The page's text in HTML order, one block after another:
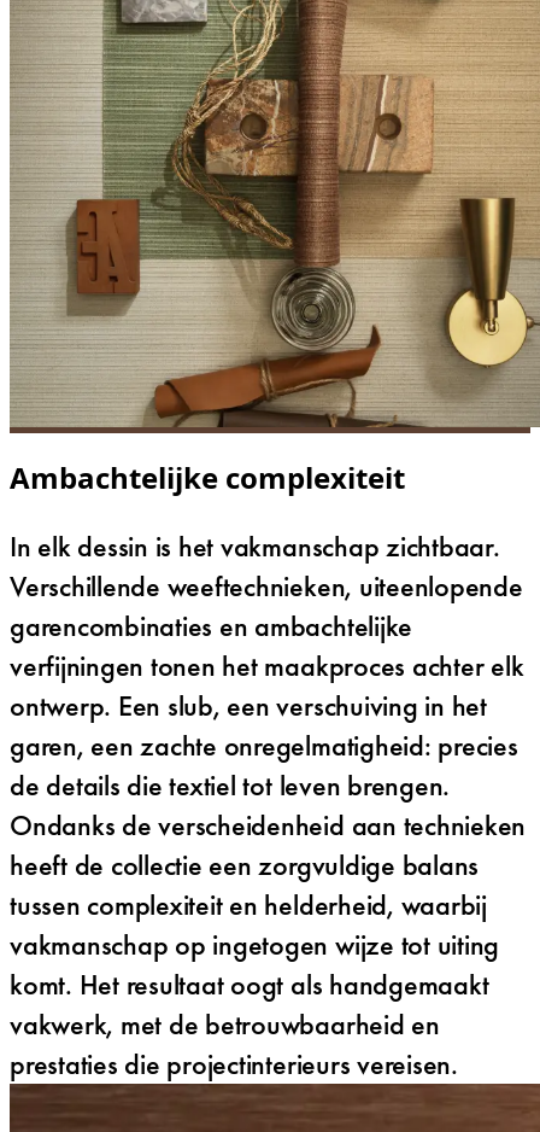
Ambachtelijke complexiteit
In elk dessin is het vakmanschap zichtbaar.
Verschillende weeftechnieken, uiteenlopende
garencombinaties en ambachtelijke
verfijningen tonen het maakproces achter elk
ontwerp. Een slub, een verschuiving in het
garen, een zachte onregelmatigheid: precies
de details die textiel tot leven brengen.
Ondanks de verscheidenheid aan technieken
heeft de collectie een zorgvuldige balans
tussen complexiteit en helderheid, waarbij
vakmanschap op ingetogen wijze tot uiting
komt. Het resultaat oogt als handgemaakt
vakwerk, met de betrouwbaarheid en
prestaties die projectinterieurs vereisen.